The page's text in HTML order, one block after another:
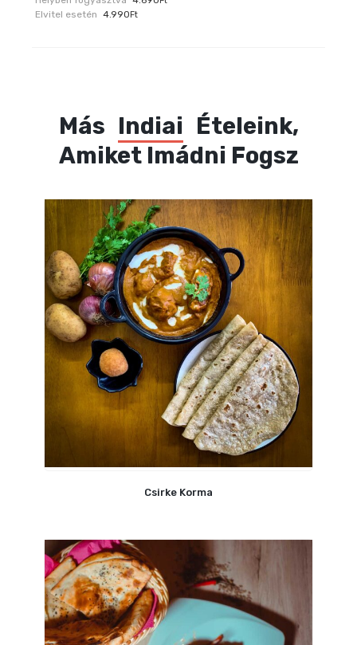
Elvitel esetén 4.990Ft
Más Indiai Ételeink,
Amiket Imádni Fogsz
Csirke Korma